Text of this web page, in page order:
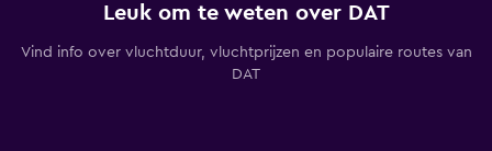
Leuk om te weten over DAT
Vind info over vluchtduur, vluchtprijzen en populaire routes van
DAT